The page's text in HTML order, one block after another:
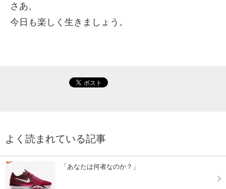
さあ、
今日も楽しく生きましょう。
よく読まれている記事
「あなたは何者なのか？」